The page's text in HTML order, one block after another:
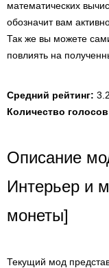
математических
обозначит вам
Так же вы можете
повлиять на
Средний рейтинг: 3.2
Количество
Описание
Интерьер и
монеты]
Текущий мод